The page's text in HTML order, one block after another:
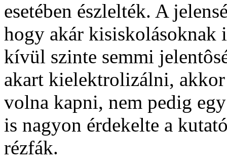
esetében észlelték. A
hogy akár kisiskolásoknak
kívül szinte semmi
akart kielektrolizálni,
volna kapni, nem pedig
is nagyon érdekelte a
rézfák.